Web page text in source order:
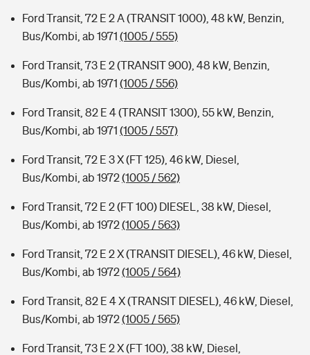
Ford Transit, 72 E 2 A (TRANSIT 1000), 48 kW, Benzin,
Bus/Kombi, ab 1971 (1005 / 555)
Ford Transit, 73 E 2 (TRANSIT 900), 48 kW, Benzin,
Bus/Kombi, ab 1971 (1005 / 556)
Ford Transit, 82 E 4 (TRANSIT 1300), 55 kW, Benzin,
Bus/Kombi, ab 1971 (1005 / 557)
Ford Transit, 72 E 3 X (FT 125), 46 kW, Diesel,
Bus/Kombi, ab 1972(1005 / 562)
Ford Transit, 72 E 2 (FT 100) DIESEL, 38 kW, Diesel,
Bus/Kombi, ab 1972(1005 / 563)
Ford Transit, 72 E 2 X (TRANSIT DIESEL), 46 kW, Diesel,
Bus/Kombi, ab 1972(1005 / 564)
Ford Transit, 82 E 4 X (TRANSIT DIESEL), 46 kW, Diesel,
Bus/Kombi, ab 1972(1005 / 565)
Ford Transit, 73 E 2 X (FT 100), 38 kW, Diesel,